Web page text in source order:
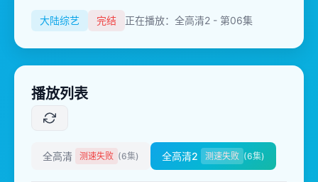
大陆综艺 完结 正在播放：全高清2 - 第06集
播放列表
全高清 测速失败 (6集) 全高清2 测速失败 (6集)